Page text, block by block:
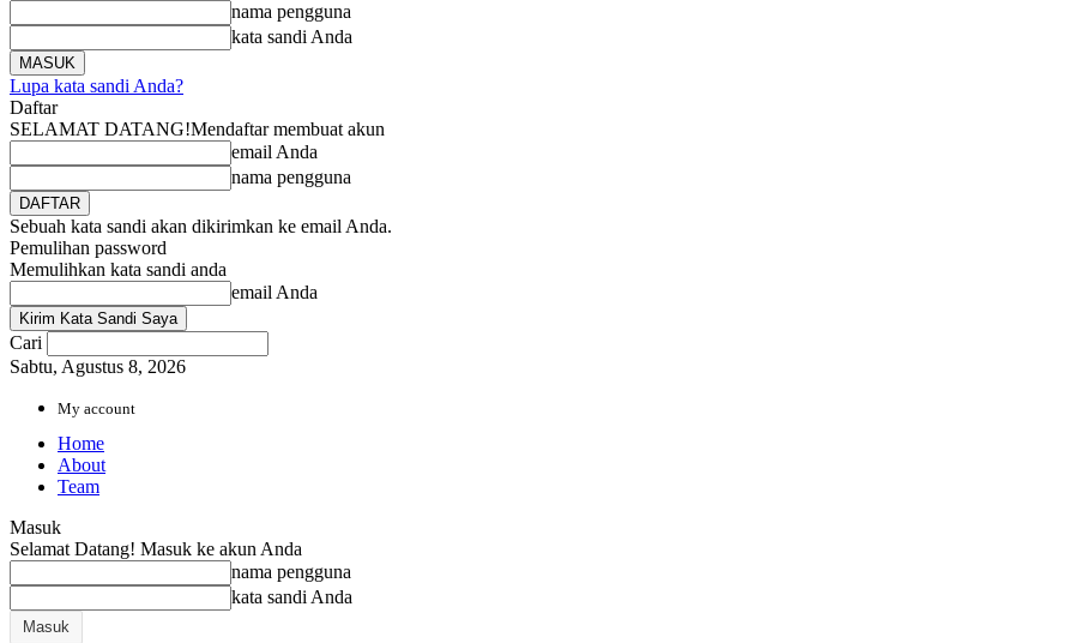
nama pengguna
kata sandi Anda
Lupa kata sandi Anda?
Daftar
SELAMAT DATANG!Mendaftar membuat akun
email Anda
nama pengguna
Sebuah kata sandi akan dikirimkan ke email Anda.
Pemulihan password
Memulihkan kata sandi anda
email Anda
Cari
Sabtu, Agustus 8, 2026
My account
Home
About
Team
Masuk
Selamat Datang! Masuk ke akun Anda
nama pengguna
kata sandi Anda